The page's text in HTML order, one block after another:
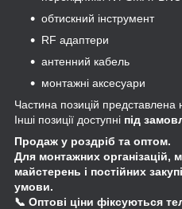
обтискний інструмент
RF адаптери
антенний кабель
монтажні аксесуари
Частина позицій представлена
Інші позиції доступні під
Продаж у роздріб та оптом.
Для монтажних організацій,
майстерень і постійних
умови.
📞 Оптові ціни фіксуються